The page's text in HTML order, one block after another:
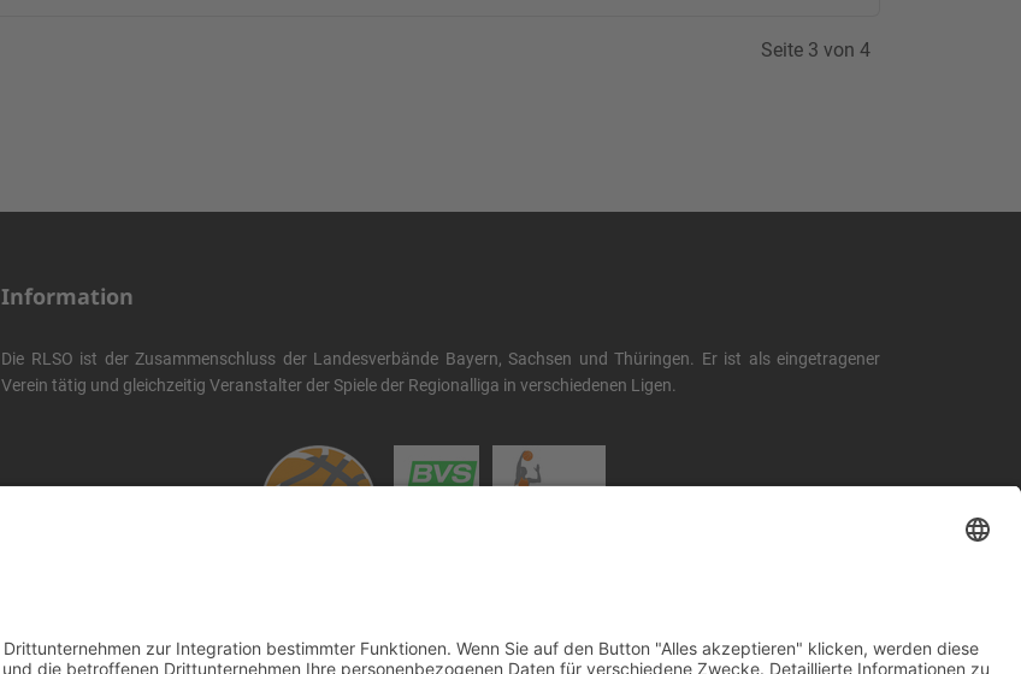
Seite 3 von 4
Information
Die RLSO ist der Zusammenschluss der Landesverbände Bayern, Sachsen und Thüringen. Er ist als eingetragener
Verein tätig und gleichzeitig Veranstalter der Spiele der Regionalliga in verschiedenen Ligen.